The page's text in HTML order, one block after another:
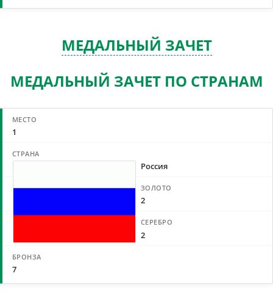
МЕДАЛЬНЫЙ ЗАЧЕТ
МЕДАЛЬНЫЙ ЗАЧЕТ ПО СТРАНАМ
1
Россия
2
2
7